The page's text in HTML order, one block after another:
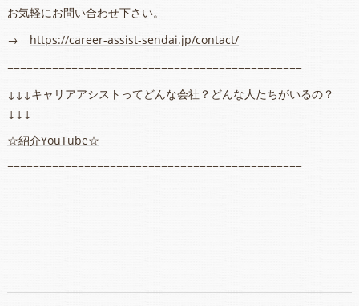
お気軽にお問い合わせ下さい。
→ https://career-assist-sendai.jp/contact/
==============================================
↓↓↓キャリアアシストってどんな会社？どんな人たちがいるの？
↓↓↓
☆紹介YouTube☆
==============================================